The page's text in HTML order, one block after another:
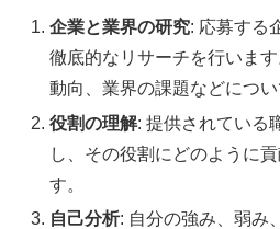
企業と業界の研究: 応募する
徹底的なリサーチを行いま
動向、業界の課題などについ
役割の理解: 提供されている
し、その役割にどのように
す。
自己分析: 自分の強み、弱み